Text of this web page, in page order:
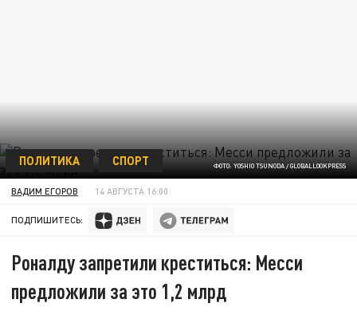
ФОТО: YOSHIO TSUNODA / GLОBALLООKPRЕSS
ПОЛИТИКА СПОРТ
ВАДИМ ЕГОРОВ 14 АВГУСТА 16:00
ПОДПИШИТЕСЬ:
Роналду запретили креститься: Месси
предложили за это 1,2 млрд